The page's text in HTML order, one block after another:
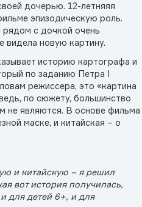
дочерью. 12-летняяя
эпизодическую роль.
рядом с дочкой очень
видела новую картину.
историю картографа и
по заданию Петра I
режиссера, это «картина
по сюжету, большинство
не являются. В основе фильма
маске, и китайская – о
и китайскую – я решил
вот история получилась,
для детей 6+, и для